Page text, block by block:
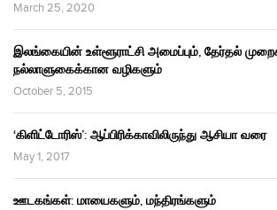
March 25, 2020
இலங்கையின் உள்ளூராட்சி அமைப்பும், தேர்தல்
நல்லாளுகைக்கான வழிகளும்
October 5, 2015
‘கிளிட்டோரிஸ்’: ஆப்பிரிக்காவிலிருந்து ஆசியா வரை
May 1, 2017
ஊடகங்கள்: மாயைகளும், மந்திரங்களும்